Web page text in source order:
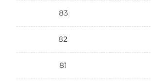
83
82
81